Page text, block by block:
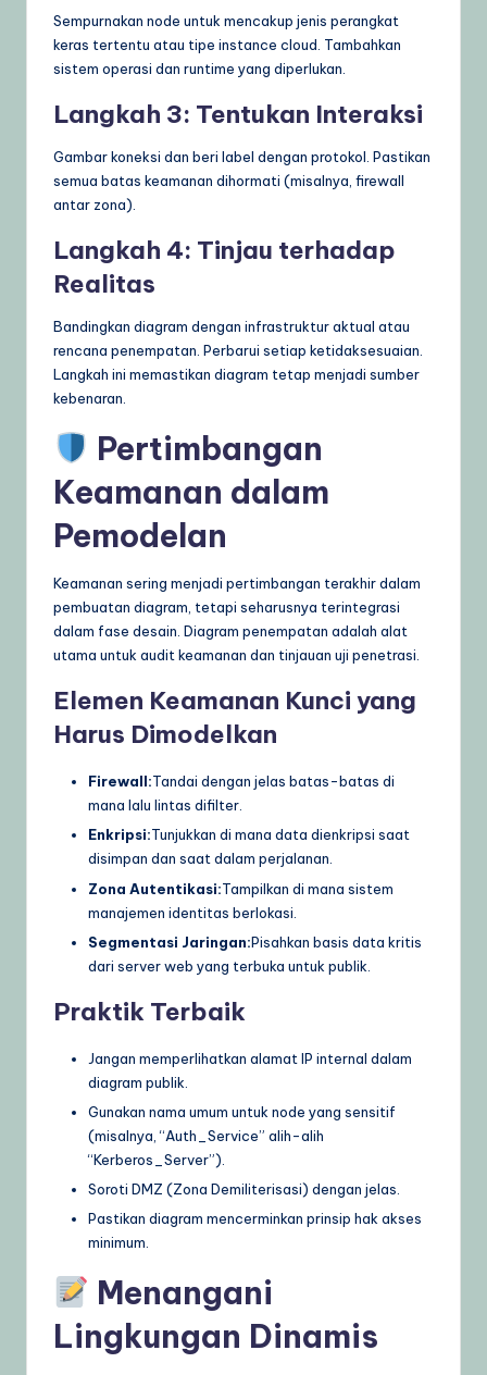
Sempurnakan node untuk mencakup jenis perangkat
keras tertentu atau tipe instance cloud. Tambahkan
sistem operasi dan runtime yang diperlukan.
Langkah 3: Tentukan Interaksi
Gambar koneksi dan beri label dengan protokol. Pastikan
semua batas keamanan dihormati (misalnya, firewall
antar zona).
Langkah 4: Tinjau terhadap
Realitas
Bandingkan diagram dengan infrastruktur aktual atau
rencana penempatan. Perbarui setiap ketidaksesuaian.
Langkah ini memastikan diagram tetap menjadi sumber
kebenaran.
Pertimbangan
Keamanan dalam
Pemodelan
Keamanan sering menjadi pertimbangan terakhir dalam
pembuatan diagram, tetapi seharusnya terintegrasi
dalam fase desain. Diagram penempatan adalah alat
utama untuk audit keamanan dan tinjauan uji penetrasi.
Elemen Keamanan Kunci yang
Harus Dimodelkan
Firewall:Tandai dengan jelas batas-batas di
mana lalu lintas difilter.
Enkripsi:Tunjukkan di mana data dienkripsi saat
disimpan dan saat dalam perjalanan.
Zona Autentikasi:Tampilkan di mana sistem
manajemen identitas berlokasi.
Segmentasi Jaringan:Pisahkan basis data kritis
dari server web yang terbuka untuk publik.
Praktik Terbaik
Jangan memperlihatkan alamat IP internal dalam
diagram publik.
Gunakan nama umum untuk node yang sensitif
(misalnya, “Auth_Service” alih-alih
“Kerberos_Server”).
Soroti DMZ (Zona Demiliterisasi) dengan jelas.
Pastikan diagram mencerminkan prinsip hak akses
minimum.
Menangani
Lingkungan Dinamis